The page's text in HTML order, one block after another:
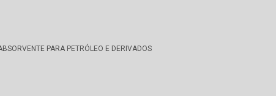
PARA PETRÓLEO E DERIVADOS